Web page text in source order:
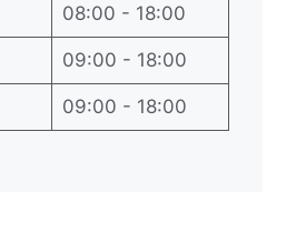
08:00 - 18:00
09:00 - 18:00
09:00 - 18:00